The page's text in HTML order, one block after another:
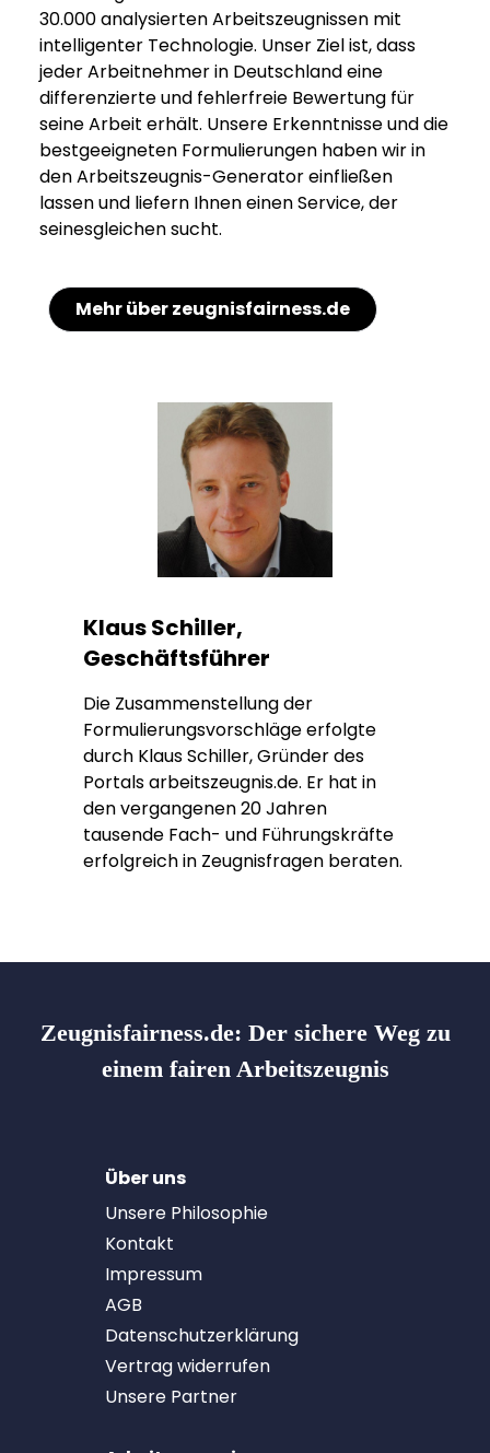
30.000 analysierten Arbeitszeugnissen mit
intelligenter Technologie. Unser Ziel ist, dass
jeder Arbeitnehmer in Deutschland eine
differenzierte und fehlerfreie Bewertung für
seine Arbeit erhält. Unsere Erkenntnisse und die
bestgeeigneten Formulierungen haben wir in
den Arbeitszeugnis-Generator einfließen
lassen und liefern Ihnen einen Service, der
seinesgleichen sucht.
Mehr über zeugnisfairness.de
Klaus Schiller,
Geschäftsführer
Die Zusammenstellung der
Formulierungsvorschläge erfolgte
durch Klaus Schiller, Gründer des
Portals arbeitszeugnis.de. Er hat in
den vergangenen 20 Jahren
tausende Fach- und Führungskräfte
erfolgreich in Zeugnisfragen beraten.
Zeugnisfairness.de: Der sichere Weg zu
einem fairen Arbeitszeugnis
Über uns
Unsere Philosophie
Kontakt
Impressum
AGB
Datenschutzerklärung
Vertrag widerrufen
Unsere Partner